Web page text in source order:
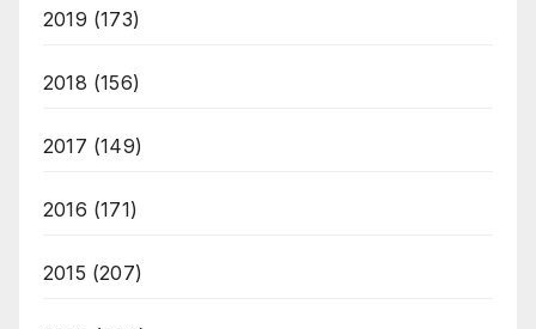
2019 (173)
2018 (156)
2017 (149)
2016 (171)
2015 (207)